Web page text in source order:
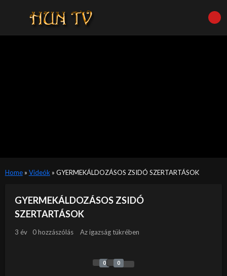
Home» Videók » GYERMEKÁLDOZÁSOS ZSIDÓ SZERTARTÁSOK
GYERMEKÁLDOZÁSOS ZSIDÓ
SZERTARTÁSOK
3 év 0 hozzászólás Az igazság tükrében
0 0